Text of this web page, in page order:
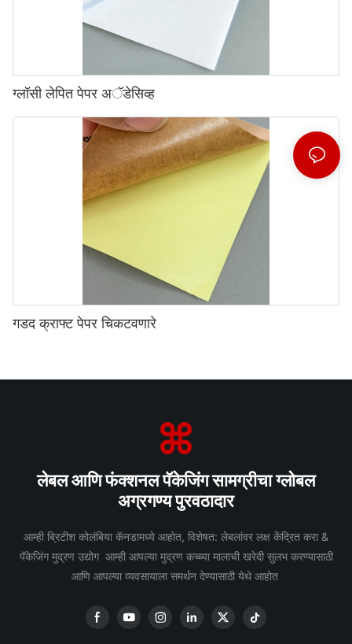
ग्लॉसी लेपित पेपर अॅडेसिव्ह
गडद क्राफ्ट पेपर चिकटवणारे
लेबल आणि फंक्शनल पॅकेजिंग सामग्रीचा ग्लोबल
अग्रगण्य पुरवठादार
आम्ही ब्रिटीश कोलंबिया कॅनडामध्ये आहोत, विशेषत: लेबलांवर लक्ष केंद्रित करा &
पॅकेजिंग मुद्रण उद्योग आम्ही आपल्या मुद्रण कच्च्या मालाची खरेदी सुलभ करण्यासाठी
आणि आपल्या व्यवसायाला समर्थन देण्यासाठी येथे आहोत